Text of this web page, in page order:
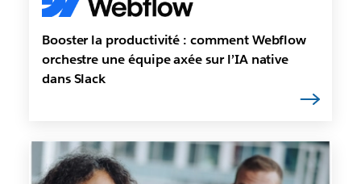
Booster la productivité : comment Webflow
orchestre une équipe axée sur l’IA native
dans Slack